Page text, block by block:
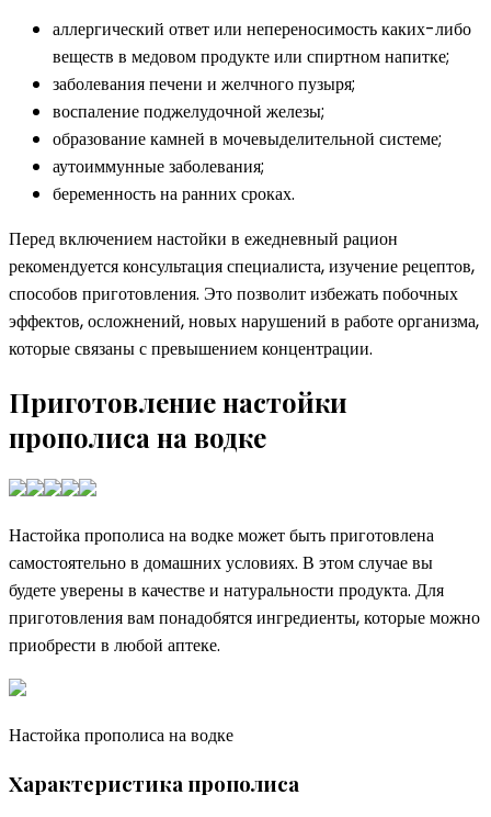
аллергический ответ или непереносимость каких-либо
веществ в медовом продукте или спиртном напитке;
заболевания печени и желчного пузыря;
воспаление поджелудочной железы;
образование камней в мочевыделительной системе;
аутоиммунные заболевания;
беременность на ранних сроках.
Перед включением настойки в ежедневный рацион
рекомендуется консультация специалиста, изучение рецептов,
способов приготовления. Это позволит избежать побочных
эффектов, осложнений, новых нарушений в работе организма,
которые связаны с превышением концентрации.
Приготовление настойки
прополиса на водке
Настойка прополиса на водке может быть приготовлена
самостоятельно в домашних условиях. В этом случае вы
будете уверены в качестве и натуральности продукта. Для
приготовления вам понадобятся ингредиенты, которые можно
приобрести в любой аптеке.
Настойка прополиса на водке
Характеристика прополиса